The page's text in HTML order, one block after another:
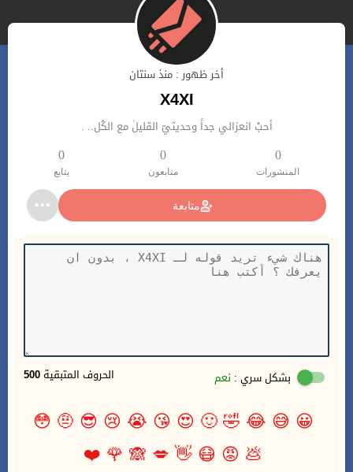
أخر ظهور : منذ سنتان
X4XI
أحبْ انعزالي جداً وحديثيٓ القليلٰ مع الكُل.. .
0
المنشورات
0
متابعون
0
يتابع
متابعة
500 الحروف المتبقية بشكل سري : نعم
😀
😅
😂
🤣
🙂
😍
😘
😭
😢
😎
🤨
😳
💩
😡
😷
👋
💋
🙈
🌹
❤️